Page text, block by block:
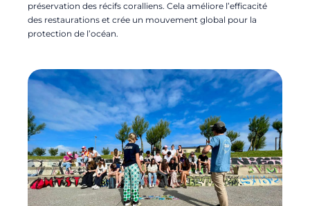
préservation des récifs coralliens. Cela améliore l’efficacité
des restaurations et crée un mouvement global pour la
protection de l’océan.